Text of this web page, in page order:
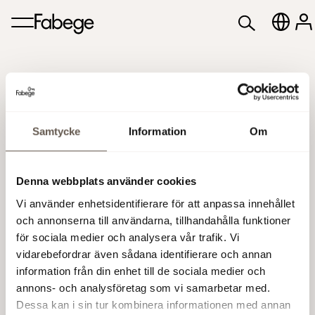
Samtycke Information Om
Denna webbplats använder cookies
Vi använder enhetsidentifierare för att anpassa innehållet
och annonserna till användarna, tillhandahålla funktioner
för sociala medier och analysera vår trafik. Vi
vidarebefordrar även sådana identifierare och annan
information från din enhet till de sociala medier och
annons- och analysföretag som vi samarbetar med.
Dessa kan i sin tur kombinera informationen med annan
2024
Inga kalenderhändelser hittades.